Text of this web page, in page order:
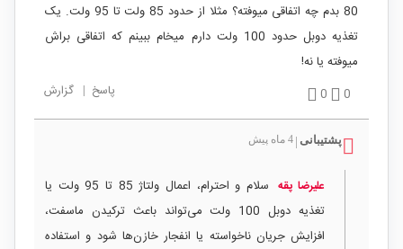
80 بدم چه اتفاقی میوفته؟ مثلا از حدود 85 ولت تا 95 ولت. یک
تغذیه دوبل حدود 100 ولت دارم میخام ببینم که اتفاقی براش
میوفته یا نه!
0
0 پاسخ | گزارش
پشتیبانی 4 ماه پیش
علیرضا پقه
سلام و احترام، اعمال ولتاژ 85 تا 95 ولت یا
تغذیه دوبل 100 ولت می‌تواند باعث ترکیدن ماسفت،
افزایش جریان ناخواسته یا انفجار خازن‌ها شود و استفاده